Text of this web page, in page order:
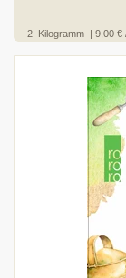
2 Kilogramm | 9,00 €